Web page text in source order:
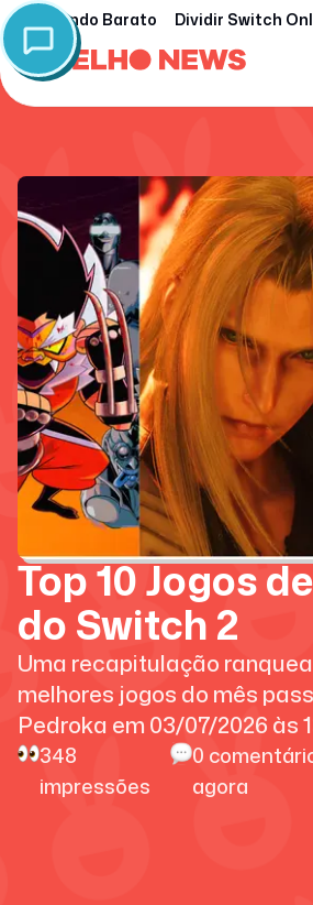
Nintendo Barato Dividir Switch
Top 10 Jogos
do Switch 2
Uma recapitulação
melhores jogos do mês
Pedroka em 03/07/2026 às
348
impressões
0
agora